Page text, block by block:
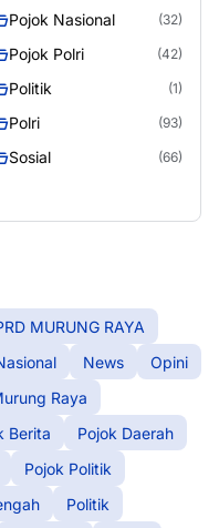
Pojok Nasional (32)
Pojok Polri (42)
Politik (1)
Polri (93)
Sosial (66)
MURUNG RAYA
News
Opini
Raya
Berita
Pojok Daerah
Pojok Politik
Politik